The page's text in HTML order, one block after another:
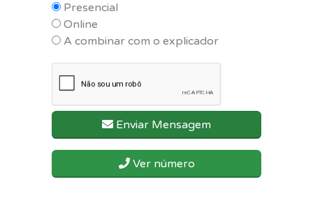
Presencial
Online
A combinar com o explicador
Enviar Mensagem
Ver número